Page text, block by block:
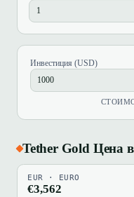
Инвестиция (USD)
Tether Gold Цена
EUR · EURO
€3,562